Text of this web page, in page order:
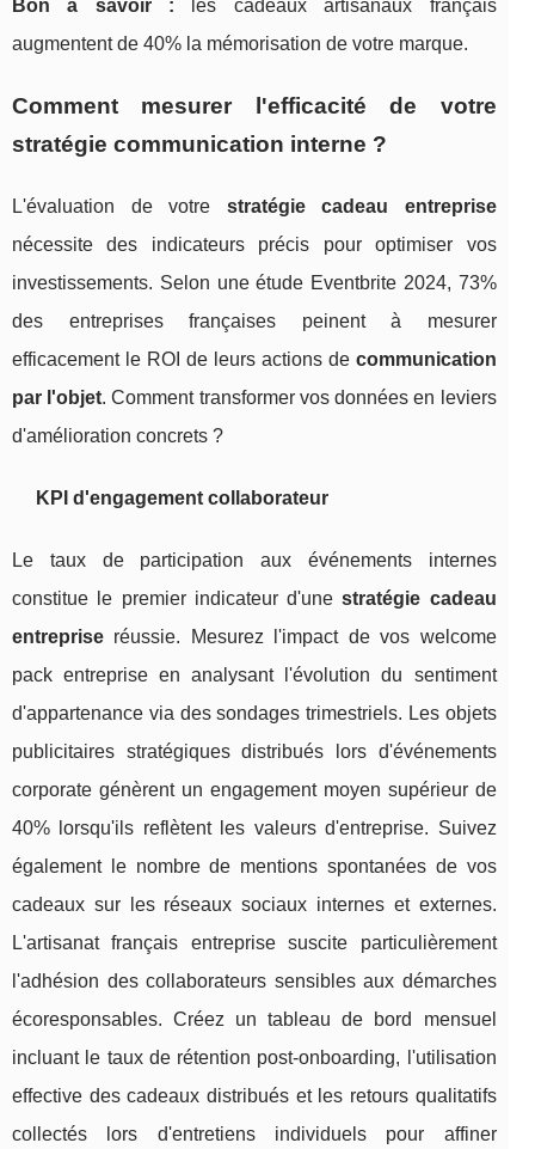
Bon à savoir : les cadeaux artisanaux français
augmentent de 40% la mémorisation de votre marque.
Comment mesurer l'efficacité de votre
stratégie communication interne ?
L'évaluation de votre stratégie cadeau entreprise
nécessite des indicateurs précis pour optimiser vos
investissements. Selon une étude Eventbrite 2024, 73%
des entreprises françaises peinent à mesurer
efficacement le ROI de leurs actions de communication
par l'objet. Comment transformer vos données en leviers
d'amélioration concrets ?
KPI d'engagement collaborateur
Le taux de participation aux événements internes
constitue le premier indicateur d'unestratégie cadeau
entreprise réussie. Mesurez l'impact de vos welcome
pack entreprise en analysant l'évolution du sentiment
d'appartenance via des sondages trimestriels. Les objets
publicitaires stratégiques distribués lors d'événements
corporate génèrent un engagement moyen supérieur de
40% lorsqu'ils reflètent les valeurs d'entreprise. Suivez
également le nombre de mentions spontanées de vos
cadeaux sur les réseaux sociaux internes et externes.
L'artisanat français entreprise suscite particulièrement
l'adhésion des collaborateurs sensibles aux démarches
écoresponsables. Créez un tableau de bord mensuel
incluant le taux de rétention post-onboarding, l'utilisation
effective des cadeaux distribués et les retours qualitatifs
collectés lors d'entretiens individuels pour affiner